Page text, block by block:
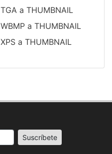
TGA a THUMBNAIL
WBMP a THUMBNAIL
XPS a THUMBNAIL
Suscríbete